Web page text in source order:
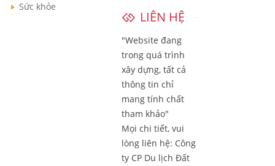
Sức khỏe
LIÊN HỆ
"Website đang
trong quá trình
xây dựng, tất cả
thông tin chỉ
mang tính chất
tham khảo"
Mọi chi tiết, vui
lòng liên hệ: Công
ty CP Du lịch Đất